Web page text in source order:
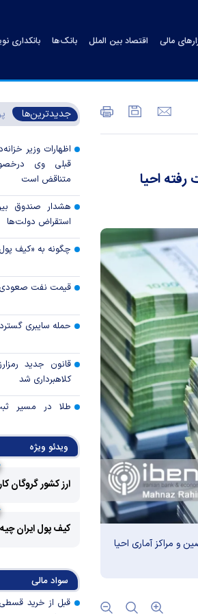
مالی اقتصاد بین الملل بانک‌ها بانکداری
احیا
و مراکز آماری احیا
جدیدترین‌ها
اظهارات وزیر
قبلی وی
متناقض است
هشدار صندوق
استقراض دولت‌ها
چگونه به «کیف
قیمت نفت صعودی
حمله سایبری
قانون جدید
کلاهبرداری شد
طلا در مسیر
توقف بی‌سابقه
چرا گاز در اروپا
مزیت رقابتی
عوارض هرمز؛
امنیت دریایی به
کدام گروه‌های
ویدئو ویژه
ارز کشور گروگان
کیف پول ایران
سواد مالی